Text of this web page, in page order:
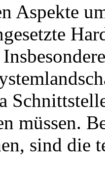
Aspekte
müssen.
sind die